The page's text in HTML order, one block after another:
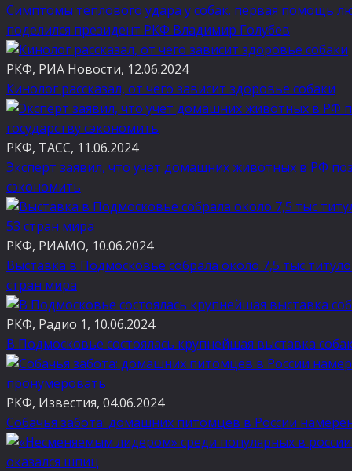
Симптомы теплового удара у собак. первая помощь
поделился президент РКФ Владимир Голубев
РКФ, РИА Новости, 12.06.2024
Кинолог рассказал, от чего зависит здоровье собаки
РКФ, ТАСС, 11.06.2024
Эксперт заявил, что учет домашних животных в РФ
сэкономить
РКФ, РИАМО, 10.06.2024
Выставка в Подмосковье собрала около 7,5 тыс
стран мира
РКФ, Радио 1, 10.06.2024
В Подмосковье состоялась крупнейшая выставка
РКФ, Известия, 04.06.2024
Собачья забота: домашних питомцев в России